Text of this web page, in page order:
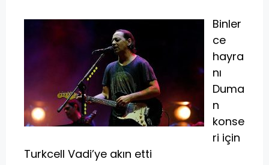
Binler
ce
hayra
nı
Duma
n
konse
ri için
Turkcell Vadi’ye akın etti